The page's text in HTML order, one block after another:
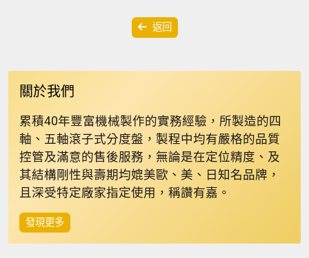
返回
關於我們
累積40年豐富機械製作的實務經驗，所製造的四
軸、五軸滾子式分度盤，製程中均有嚴格的品質
控管及滿意的售後服務，無論是在定位精度、及
其結構剛性與壽期均媲美歐、美、日知名品牌，
且深受特定廠家指定使用，稱讚有嘉。
發現更多